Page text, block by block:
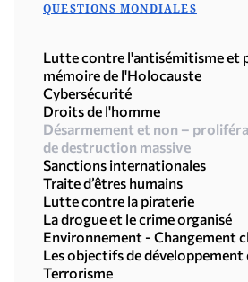
QUESTIONS MONDIALES
Lutte contre l'antisémitisme et
mémoire de l'Holocauste
Cybersécurité
Droits de l'homme
Désarmement et non –
de destruction massive
Sanctions internationales
Traite d’êtres humains
Lutte contre la piraterie
La drogue et le crime organisé
Environnement - Changement
Les objectifs de développement
Terrorisme